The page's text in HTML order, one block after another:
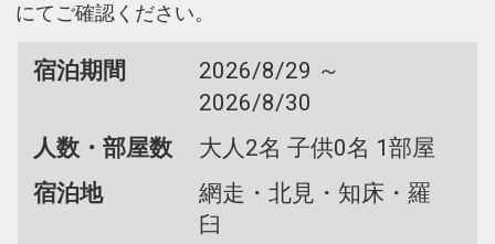
にてご確認ください。
宿泊期間
2026/8/29 ～
2026/8/30
人数・部屋数
大人2名 子供0名 1部屋
宿泊地
網走・北見・知床・羅
臼